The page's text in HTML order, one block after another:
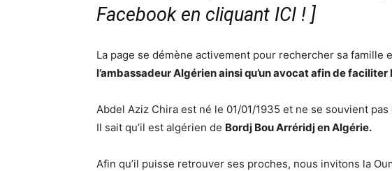
Facebook en cliquant ICI ! ]
La page se démène activement pour rechercher sa famille
l’ambassadeur Algérien ainsi qu’un avocat afin de
Abdel Aziz Chira est né le 01/01/1935 et ne se souvient pas
Il sait qu’il est algérien de Bordj Bou Arréridj en Algérie.
Afin qu’il puisse retrouver ses proches, nous invitons la